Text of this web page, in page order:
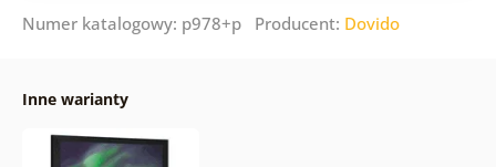
Numer katalogowy: p978+p Producent: Dovido
Inne warianty